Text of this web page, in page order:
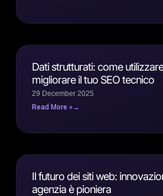
Dati strutturati: come
migliorare il tuo SEO tecnico
29 December 2025
Read More »
Il futuro dei siti web:
agenzia è pioniera